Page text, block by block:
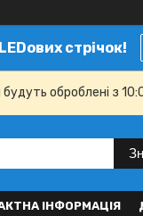
стрічок!
оброблені з
ІНФОРМАЦІЯ